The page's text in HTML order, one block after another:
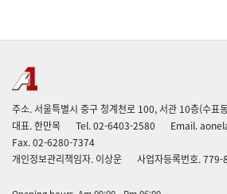
주소. 서울특별시 중구 청계천로 100, 서관 10층(수표
대표. 한만목
Tel. 02-6403-2580
Email.
Fax. 02-6280-7374
개인정보관리책임자. 이상운
사업자등록번호.